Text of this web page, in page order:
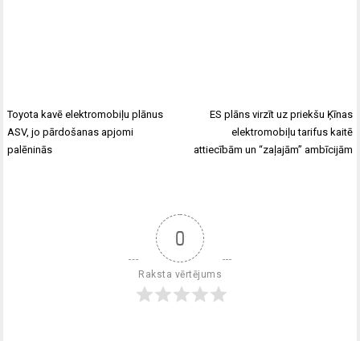
Toyota kavē elektromobiļu plānus
ASV, jo pārdošanas apjomi
palēninās
ES plāns virzīt uz priekšu Ķīnas
elektromobiļu tarifus kaitē
attiecībām un “zaļajām” ambīcijām
0
Raksta vērtējums